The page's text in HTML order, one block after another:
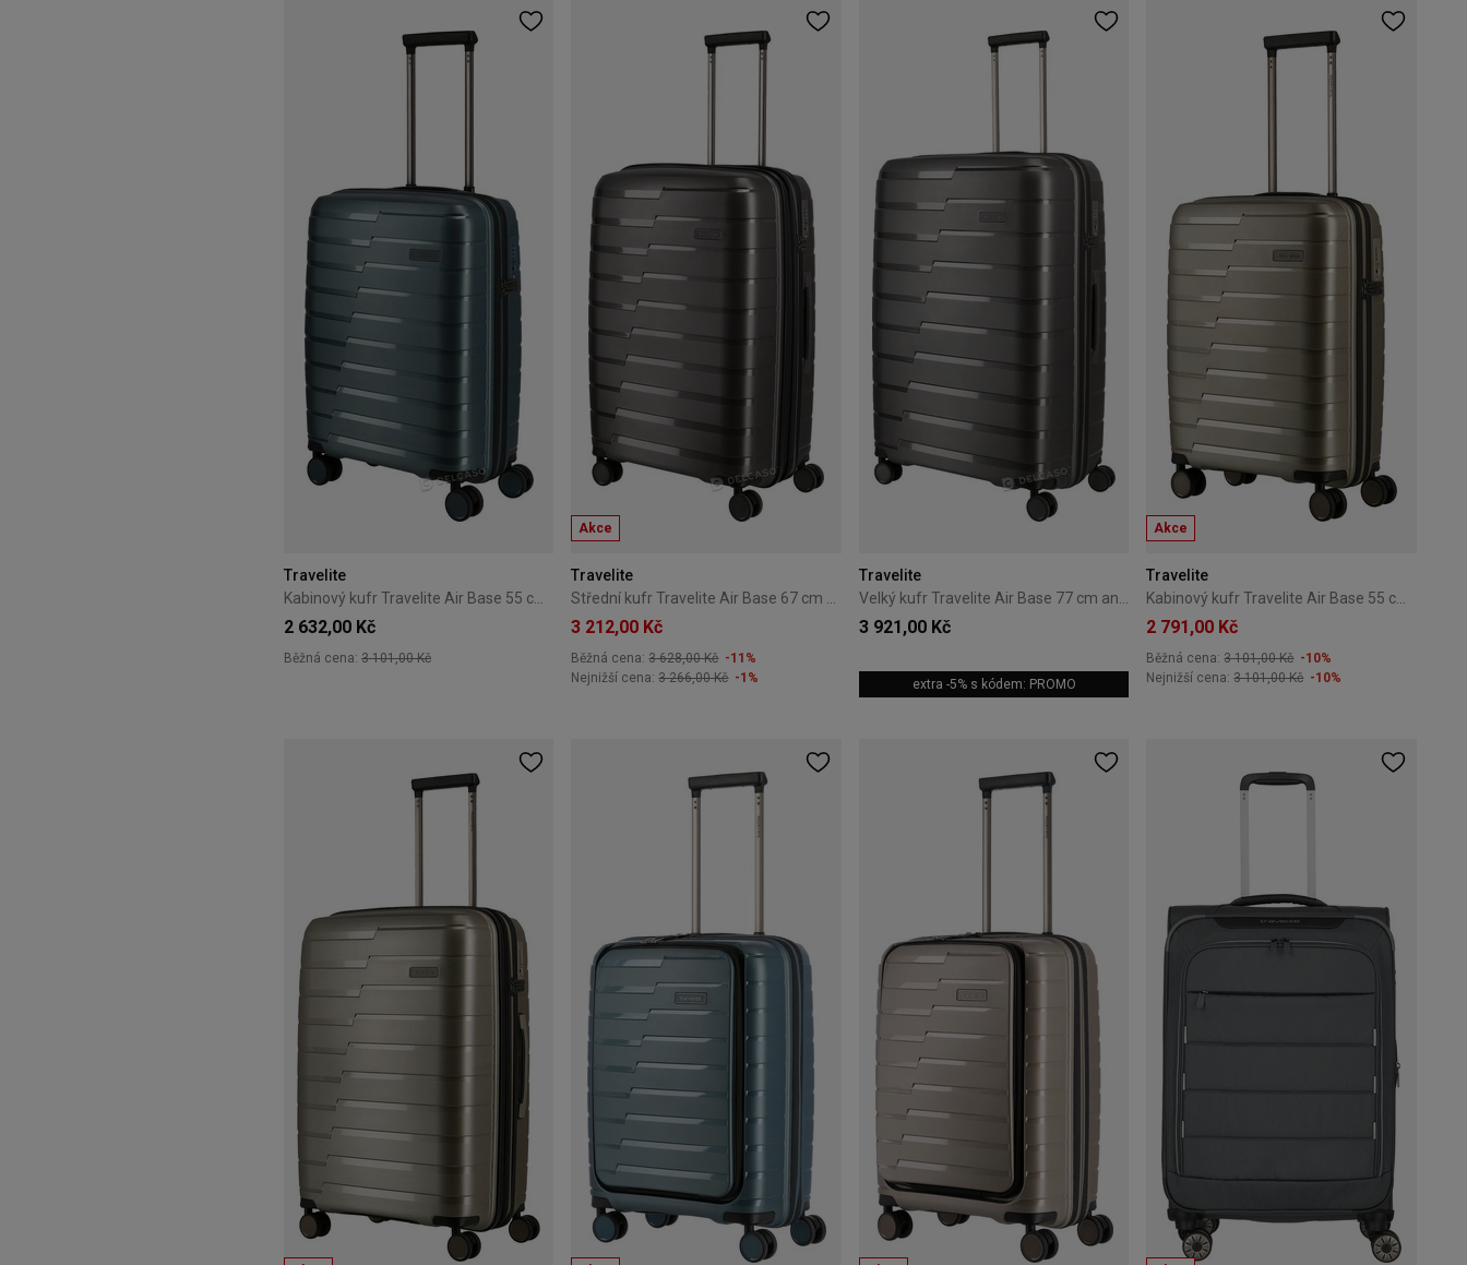
Travelite
Kabinový kufr Travelite Air Base 55 cm malý modrý
2 632,00 Kč
Běžná cena: 3 101,00 Kč
Akce
Travelite
Střední kufr Travelite Air Base 67 cm antracitový
3 212,00 Kč
Běžná cena:3 628,00 Kč -11%
Nejnižší cena:3 266,00 Kč -1%
Travelite
Velký kufr Travelite Air Base 77 cm antracitový
3 921,00 Kč
extra -5% s kódem: PROMO
Akce
Travelite
Kabinový kufr Travelite Air Base 55 cm malý zlatý
2 791,00 Kč
Běžná cena:3 101,00 Kč -10%
Nejnižší cena:3 101,00 Kč -10%